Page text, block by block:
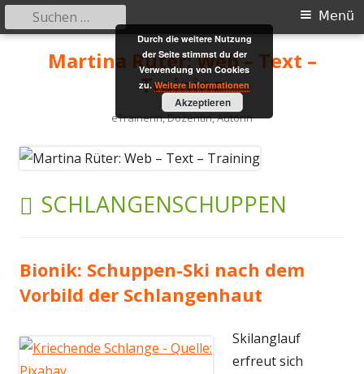
Martina Rüter: Web – Text –
Training
eTrainerin, Dozentin, Autorin
Primäres
Menü
Menü
Suchen
nach:
SCHLAGWORT:
SCHLANGENSCHUPPEN
Bionik: Schuppen-Ski nach dem
Vorbild der Schlangenhaut
Skilanglauf
erfreut sich
Durch die weitere Nutzung
der Seite stimmst du der
Verwendung von Cookies
zu. Weitere Informationen
Akzeptieren